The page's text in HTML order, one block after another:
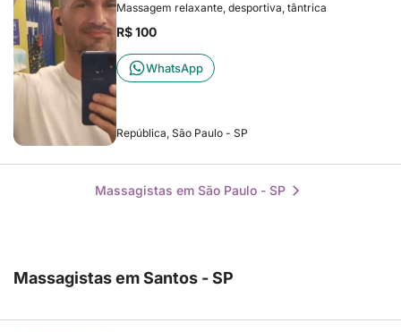
Massagem relaxante, desportiva, tântrica
R$ 100
WhatsApp
República, São Paulo - SP
Massagistas em São Paulo - SP
Massagistas em Santos - SP